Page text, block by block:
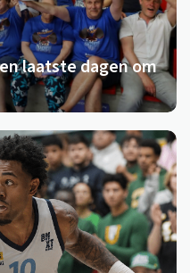
laatste dagen om